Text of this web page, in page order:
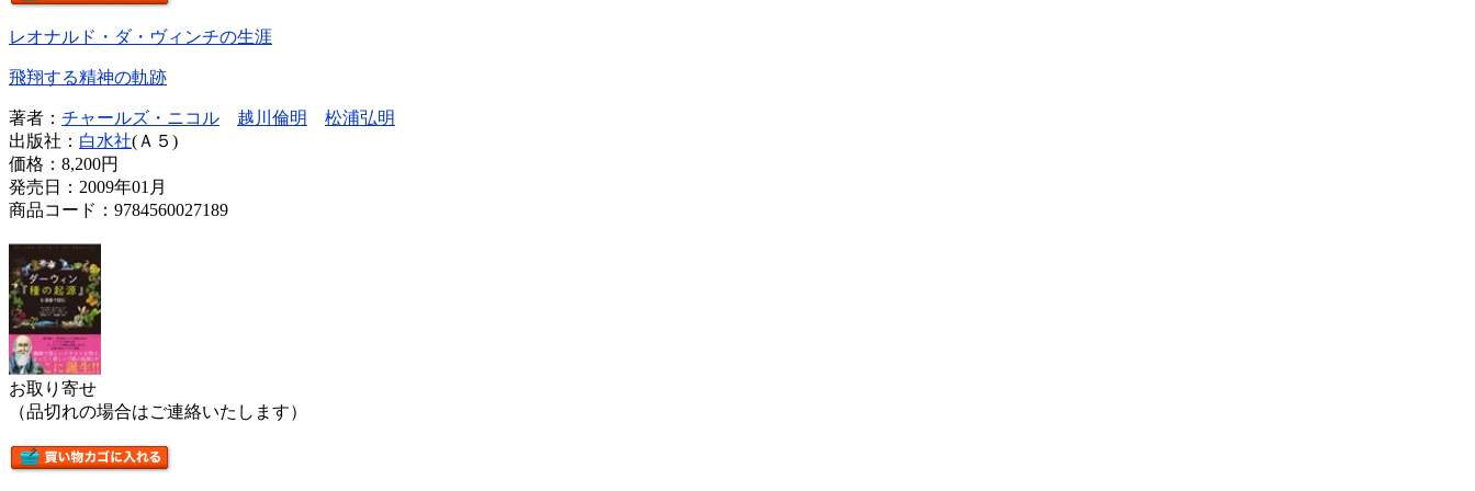
レオナルド・ダ・ヴィンチの生涯
飛翔する精神の軌跡
著者： チャールズ・ニコル 越川倫明
松浦弘明
出版社： 白水社(Ａ５)
価格： 8,200円
発売日：2009年01月
商品コード：9784560027189
お取り寄せ
（品切れの場合はご連絡いたします）